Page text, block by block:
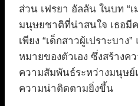
ส่วน เฟรยา อัลลัน ในบท “
มนุษยชาติที่น่าสนใจ เธอมี
เพียง “เด็กสาวผู้เปราะบาง
หมายของตัวเอง ซึ่งสร้างค
ความสัมพันธ์ระหว่างมนุษ
ความน่าติดตามยิ่งขึ้น